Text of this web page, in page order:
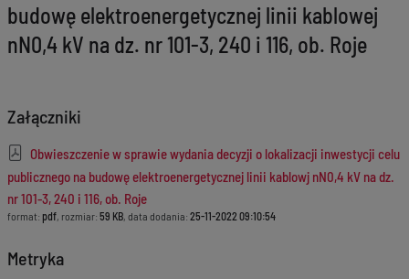
budowę elektroenergetycznej linii kablowej
nN0,4 kV na dz. nr 101-3, 240 i 116, ob. Roje
Załączniki
Obwieszczenie w sprawie wydania decyzji o lokalizacji inwestycji celu
publicznego na budowę elektroenergetycznej linii kablowj nN0,4 kV na dz.
nr 101-3, 240 i 116, ob. Roje
format: pdf, rozmiar: 59 KB, data dodania: 25-11-2022 09:10:54
Metryka